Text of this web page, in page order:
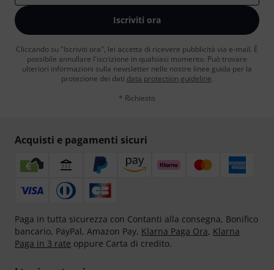
Iscriviti ora
Cliccando su "Iscriviti ora", lei accetta di ricevere pubblicità via e-mail. È
possibile annullare l'iscrizione in qualsiasi momento. Può trovare
ulteriori informazioni sulla newsletter nelle nostre linee guida per la
protezione dei dati data protection guideline.
* Richiesto
Acquisti e pagamenti sicuri
Paga in tutta sicurezza con Contanti alla consegna, Bonifico
bancario, PayPal, Amazon Pay, Klarna Paga Ora, Klarna
Paga in 3 rate oppure Carta di credito.